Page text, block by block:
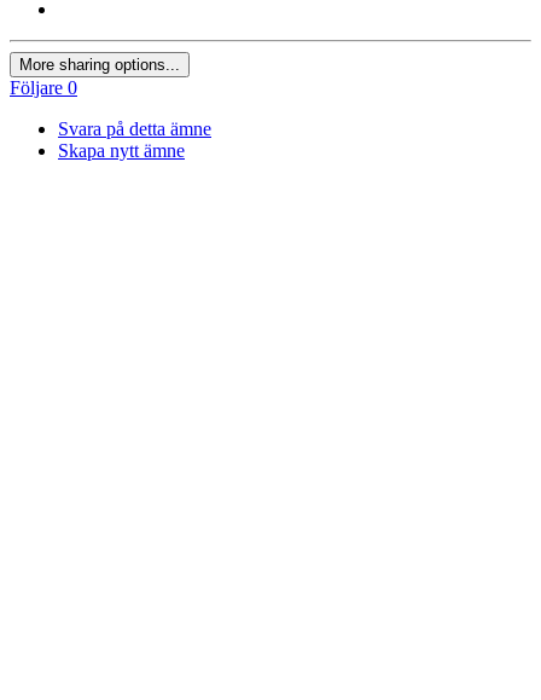
More sharing options...
Följare 0
Svara på detta ämne
Skapa nytt ämne